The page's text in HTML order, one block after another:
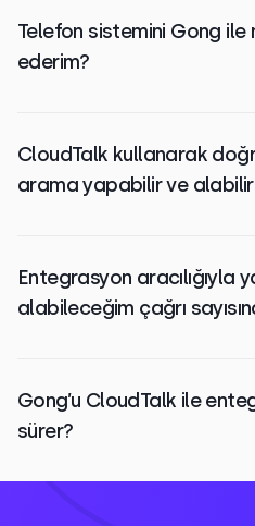
Telefon sistemini Gong ile
ederim?
CloudTalk kullanarak
arama yapabilir ve alabilir
Entegrasyon aracılığıyla
alabileceğim çağrı
Gong’u CloudTalk ile
sürer?